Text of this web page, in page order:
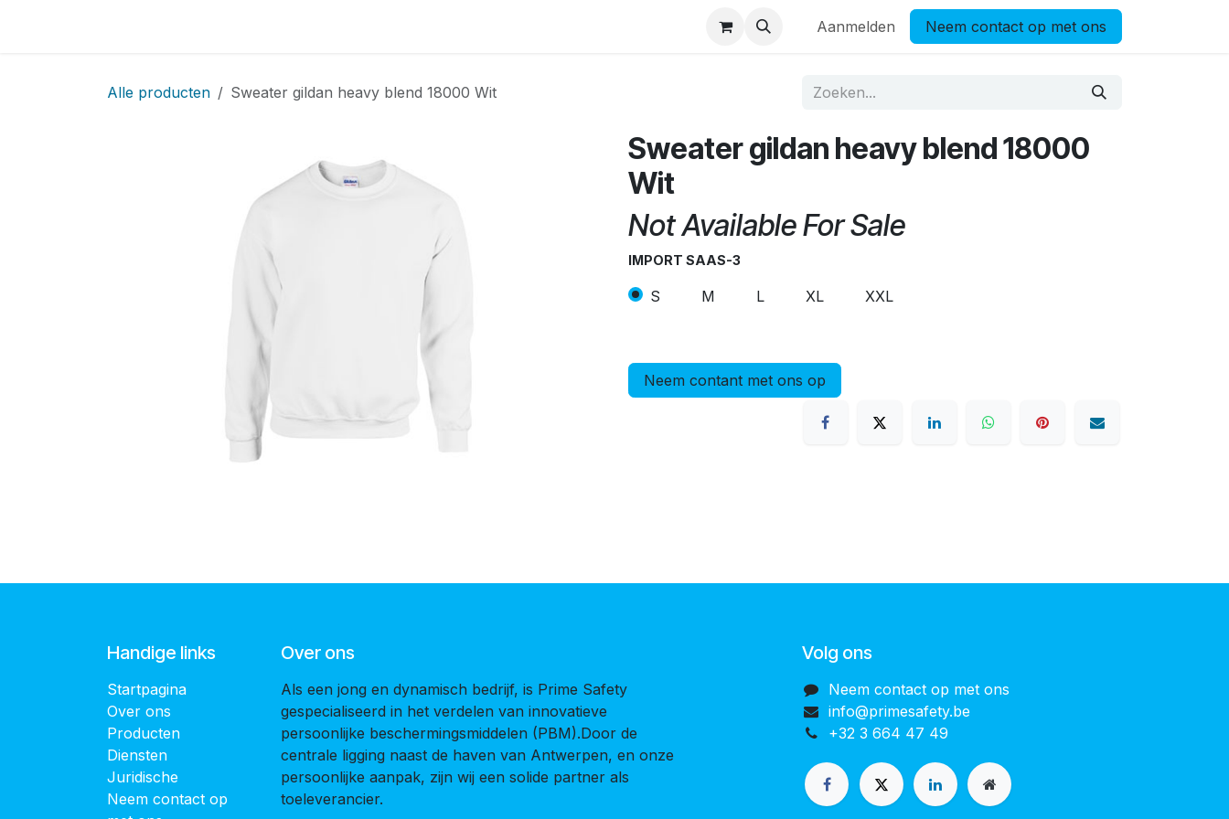
Aanmelden Neem contact op met ons
Alle producten Sweater gildan heavy blend 18000 Wit
Sweater gildan heavy blend 18000
Wit
Not Available For Sale
IMPORT SAAS-3
S M L XL XXL
Neem contant met ons op
Handige links
Startpagina
Over ons
Producten
Diensten
Juridische
Neem contact op
Over ons
Als een jong en dynamisch bedrijf, is Prime Safety
gespecialiseerd in het verdelen van innovatieve
persoonlijke beschermingsmiddelen (PBM).Door de
centrale ligging naast de haven van Antwerpen, en onze
persoonlijke aanpak, zijn wij een solide partner als
toeleverancier.
Volg ons
Neem contact op met ons
info@primesafety.be
+32 3 664 47 49